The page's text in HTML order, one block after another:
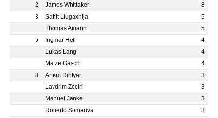
2
James Whittaker
8
3
Sahit Llugaxhija
5
Thomas Amann
5
5
Ingmar Hell
4
Lukas Lang
4
Matze Gasch
4
8
Artem Dihtyar
3
Lavdrim Zeciri
3
Manuel Janke
3
Roberto Somariva
3